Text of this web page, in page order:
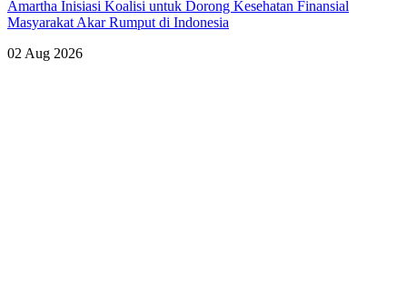
Amartha Inisiasi Koalisi untuk Dorong Kesehatan Finansial
Masyarakat Akar Rumput di Indonesia
02 Aug 2026